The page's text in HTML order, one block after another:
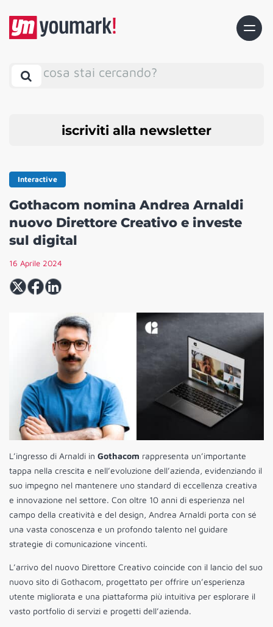
cosa stai cercando?
iscriviti alla newsletter
Interactive
Gothacom nomina Andrea Arnaldi
nuovo Direttore Creativo e investe
sul digital
16 Aprile 2024
L’ingresso di Arnaldi in Gothacom rappresenta un’importante
tappa nella crescita e nell’evoluzione dell’azienda, evidenziando il
suo impegno nel mantenere uno standard di eccellenza creativa
e innovazione nel settore. Con oltre 10 anni di esperienza nel
campo della creatività e del design, Andrea Arnaldi porta con sé
una vasta conoscenza e un profondo talento nel guidare
strategie di comunicazione vincenti.
L’arrivo del nuovo Direttore Creativo coincide con il lancio del suo
nuovo sito di Gothacom, progettato per offrire un’esperienza
utente migliorata e una piattaforma più intuitiva per esplorare il
vasto portfolio di servizi e progetti dell’azienda.